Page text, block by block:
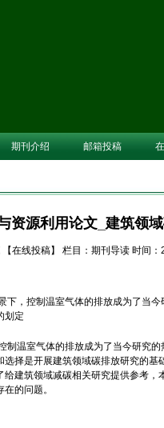
期刊介绍 邮箱投稿
资源利用论文_建筑领
【在线投稿】 栏目： 期刊导读 时间
下，控制温室气体的排放成为了当
划定
制温室气体的排放成为了当今研究
择是开展建筑领域碳排放研究的
建筑领域减碳相关研究提供参考，
的问题。